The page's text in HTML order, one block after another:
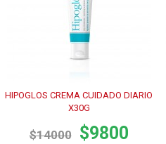
HIPOGLOS CREMA CUIDADO DIARIO
X30G
$14000 $9800